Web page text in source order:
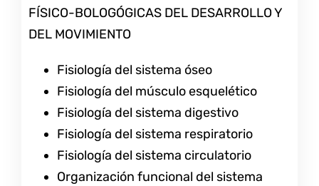
FÍSICO-BOLOGÓGICAS DEL DESARROLLO Y
DEL MOVIMIENTO
Fisiología del sistema óseo
Fisiología del músculo esquelético
Fisiología del sistema digestivo
Fisiología del sistema respiratorio
Fisiología del sistema circulatorio
Organización funcional del sistema